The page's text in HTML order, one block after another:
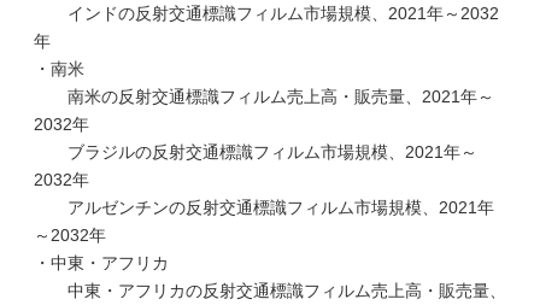
インドの反射交通標識フィルム市場規模、2021年～2032
年
・南米
南米の反射交通標識フィルム売上高・販売量、2021年～
2032年
ブラジルの反射交通標識フィルム市場規模、2021年～
2032年
アルゼンチンの反射交通標識フィルム市場規模、2021年
～2032年
・中東・アフリカ
中東・アフリカの反射交通標識フィルム売上高・販売量、